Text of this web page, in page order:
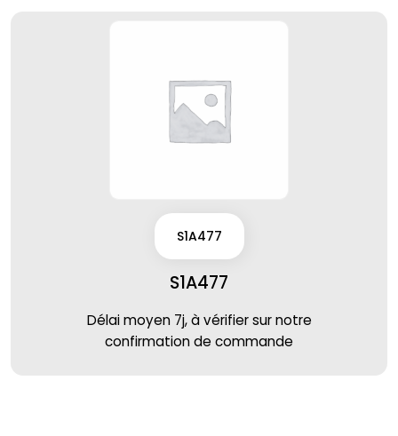
S1A477
S1A477
Délai moyen 7j, à vérifier sur notre
confirmation de commande